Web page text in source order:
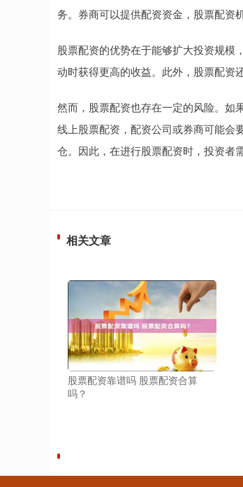
务。券商可以提供配资资金，股票配资
股票配资的优势在于能够扩大投资规模
动时获得更高的收益。此外，股票配资
然而，股票配资也存在一定的风险。如
线上股票配资，配资公司或券商可能会
仓。因此，在进行股票配资时，投资者
相关文章
股票配资靠谱吗 股票配资合算
吗？